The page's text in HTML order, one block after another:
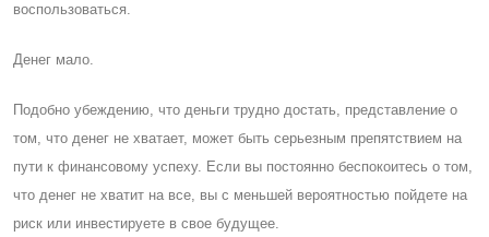
воспользоваться.
Денег мало.
Подобно убеждению, что деньги трудно достать, представление о
том, что денег не хватает, может быть серьезным препятствием на
пути к финансовому успеху. Eсли вы постоянно беспокоитесь о том,
что денег не хватит на все, вы с меньшей вероятностью пойдете на
риск или инвестируете в свое будущее.